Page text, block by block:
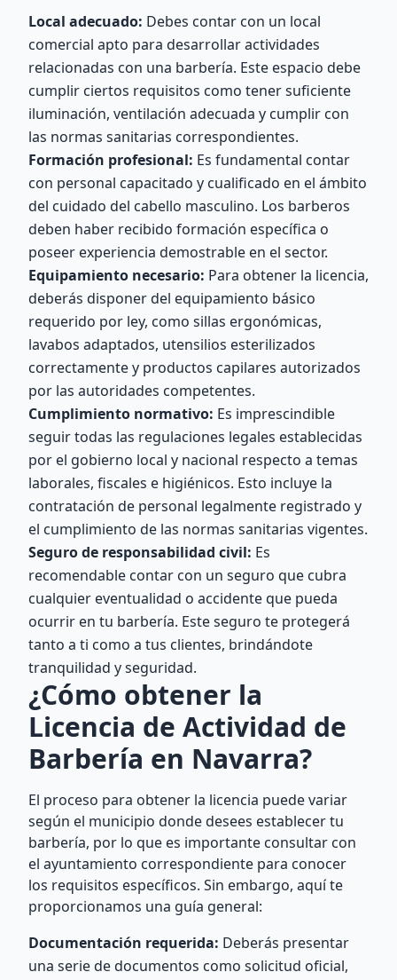
Local adecuado: Debes contar con un local
comercial apto para desarrollar actividades
relacionadas con una barbería. Este espacio debe
cumplir ciertos requisitos como tener suficiente
iluminación, ventilación adecuada y cumplir con
las normas sanitarias correspondientes.
Formación profesional: Es fundamental contar
con personal capacitado y cualificado en el ámbito
del cuidado del cabello masculino. Los barberos
deben haber recibido formación específica o
poseer experiencia demostrable en el sector.
Equipamiento necesario: Para obtener la licencia,
deberás disponer del equipamiento básico
requerido por ley, como sillas ergonómicas,
lavabos adaptados, utensilios esterilizados
correctamente y productos capilares autorizados
por las autoridades competentes.
Cumplimiento normativo: Es imprescindible
seguir todas las regulaciones legales establecidas
por el gobierno local y nacional respecto a temas
laborales, fiscales e higiénicos. Esto incluye la
contratación de personal legalmente registrado y
el cumplimiento de las normas sanitarias vigentes.
Seguro de responsabilidad civil: Es
recomendable contar con un seguro que cubra
cualquier eventualidad o accidente que pueda
ocurrir en tu barbería. Este seguro te protegerá
tanto a ti como a tus clientes, brindándote
tranquilidad y seguridad.
¿Cómo obtener la
Licencia de Actividad de
Barbería en Navarra?
El proceso para obtener la licencia puede variar
según el municipio donde desees establecer tu
barbería, por lo que es importante consultar con
el ayuntamiento correspondiente para conocer
los requisitos específicos. Sin embargo, aquí te
proporcionamos una guía general:
Documentación requerida: Deberás presentar
una serie de documentos como solicitud oficial,